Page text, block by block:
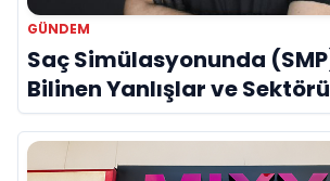
GÜNDEM
Saç Simülasyonunda
Bilinen Yanlışlar ve
Onur Akdeniz ile Özel